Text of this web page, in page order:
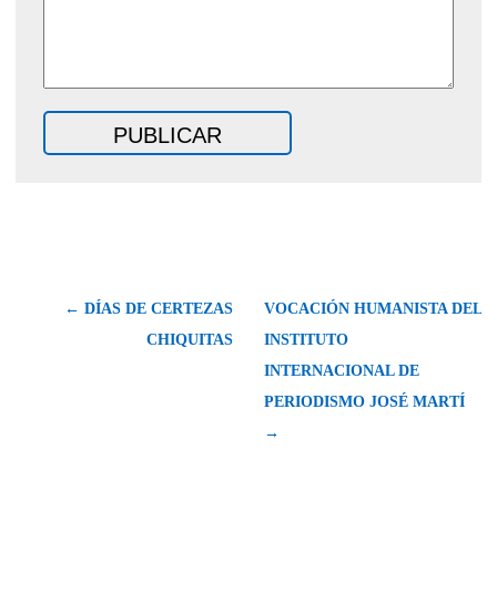
← DÍAS DE CERTEZAS
CHIQUITAS
VOCACIÓN HUMANISTA DEL
INSTITUTO
INTERNACIONAL DE
PERIODISMO JOSÉ MARTÍ
→